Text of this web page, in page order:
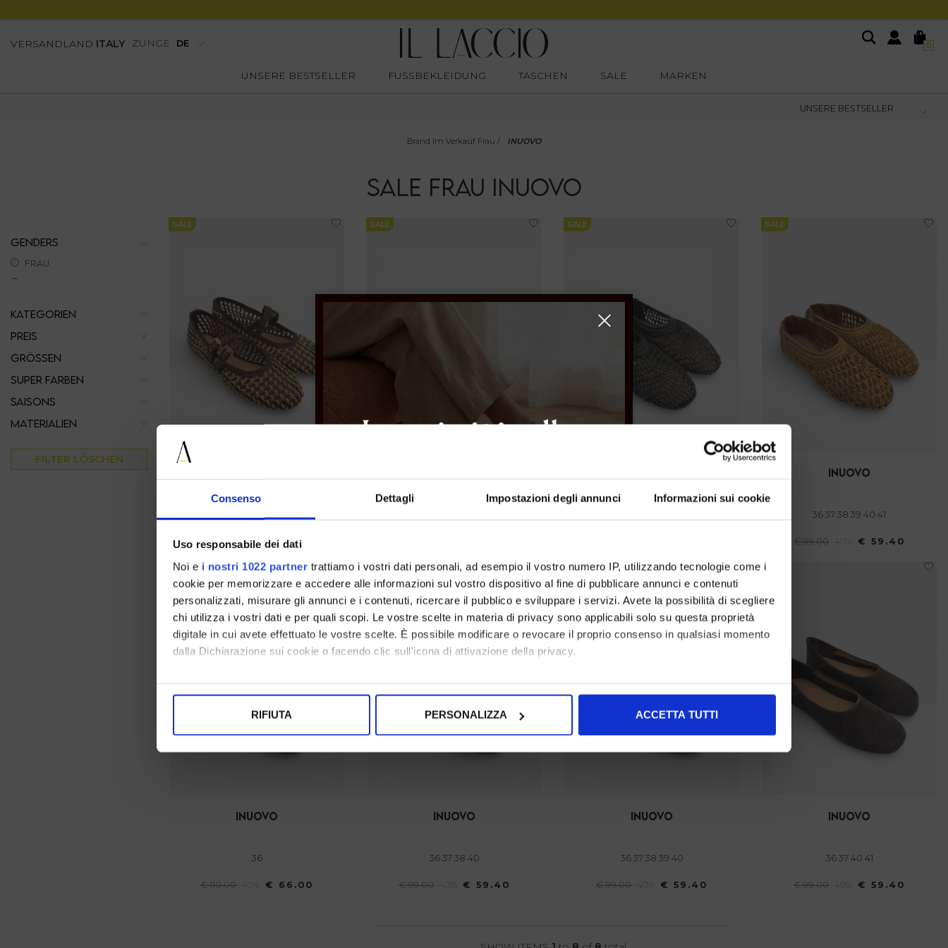
Consenso Dettagli Impostazioni degli annunci Informazioni sui cookie
Uso responsabile dei dati
Noi e i nostri 1022 partner trattiamo i vostri dati personali, ad esempio il vostro numero IP, utilizzando tecnologie come i
cookie per memorizzare e accedere alle informazioni sul vostro dispositivo al fine di pubblicare annunci e contenuti
personalizzati, misurare gli annunci e i contenuti, ricercare il pubblico e sviluppare i servizi. Avete la possibilità di scegliere
chi utilizza i vostri dati e per quali scopi. Le vostre scelte in materia di privacy sono applicabili solo su questa proprietà
digitale in cui avete effettuato le vostre scelte. È possibile modificare o revocare il proprio consenso in qualsiasi momento
dalla Dichiarazione sui cookie o facendo clic sull'icona di attivazione della privacy.
Con il tuo consenso, vorremmo anche:
Identificare il tuo dispositivo, scansionandolo attivamente alla ricerca di caratteristiche specifiche (impronte
digitali).
Approfondisci come vengono elaborati i tuoi dati personali e imposta le tue preferenze nella
sezione dettagli
che hanno raccolto dal suo utilizzo dei loro servizi.
RIFIUTA PERSONALIZZA ACCETTA TUTTI
VERSANDLAND ITALY ZUNGE 0
UNSERE BESTSELLER FUSSBEKLEIDUNG TASCHEN SALE MARKEN
Brand Im Verkauf Frau / INUOVO
SALE FRAU INUOVO
GENDERS
FRAU
KATEGORIEN
PREIS
GRÖSSEN
SUPER FARBEN
SAISONS
MATERIALIEN
FILTER LÖSCHEN
SALE
€ 89.00 -40% € 53.40
SALE SALE SALE
inuovo
36 37 38 39 40 41
€ 99.00 -40% € 59.40
SALE
inuovo
36
€ 110.00 -40% € 66.00
SALE
inuovo
36 37 38 40
€ 99.00 -40% € 59.40
SALE
inuovo
36 37 38 39 40
€ 99.00 -40% € 59.40
SALE
inuovo
36 37 40 41
€ 99.00 -40% € 59.40